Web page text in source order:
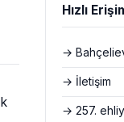
Hızlı
→
→ İletişim
→ 257.